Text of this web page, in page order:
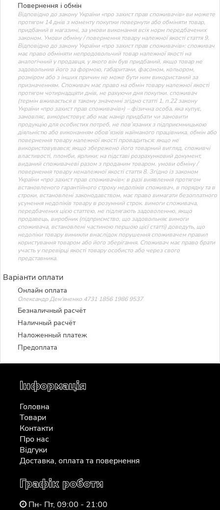
Повернення і обмін
Відповідно до закону України «про захист прав споживачів» ви можете
протягом 14 днів з моменту покупки повернути або обміняти товар,
придбаний в магазині, за умови виконання всіх норм передбачених
законом. Умови обміну / повернення товару належної якості стаття 9.
Відповідно до закону України «про захист прав споживачів»: споживач
має право обміняти непродовольчий товар належної якості на
аналогічний у продавця, у якого він був придбаний, якщо товар не
задовольнив його за формою, габаритами, фасоном, кольором,
розміром або з інших причин не може бути ним використаний за
призначенням. Споживач має право на обмін товару належної якості
протягом чотирнадцяти днів, не рахуючи дня покупки. споживач
(термін вживається в такому значенні згідно статті 1. п.22 закону
України «про захист прав споживачів») – фізична особа, яка купує,
замовляє, використовує або має намір придбати чи замовити
продукцію для особистих потреб, не пов’язаних з підприємницькою
діяльністю або виконанням обов’язків найманого працівника. обмін або
повернення товару належної якості провадиться: якщо не
використовувався; якщо збережено його товарний вигляд, споживчі
властивості, пломби, ярлики; на підставі розрахунковий документ,
виданий споживачеві разом з проданим товаром. умови обміну /
повернення товару неналежної якості стаття 8. Згідно із законом
України «про захист прав споживачів»: в разі виявлення протягом
встановленого гарантійного строку недоліків споживач, в порядку та в
строки, встановлені законодавством, має право вимагати безоплатного
усунення недоліків товару в розумний строк. вимоги споживача,
передбачених цією статтею, не підлягають задоволенню, якщо
продавець, виробник (підприємство, що задовольняє вимоги
споживача, встановлені частиною першою цієї статті) доведуть, що
недоліки товару виникли внаслідок порушення споживачем правил
користування товаром або його зберігання. Споживач має право брати
участь у перевірці якості товару особисто або через свого
представника.
Варіанти оплати
Онлайн оплата
Олександр Дем'яненко 4731 1856 1986 9537
Безналичный расчёт
Наличный расчёт
Наложенный платеж
Предоплата
Інформація
Головна
Товари
Контакти
Про нас
Відгуки
Доставка, оплата та повернення
Графік роботи
Пн- Пт, 09:00 - 21:00